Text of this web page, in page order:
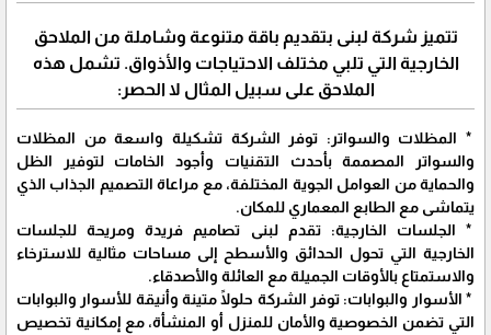
تتميز شركة لبنى بتقديم باقة متنوعة وشاملة من الملاحق
الخارجية التي تلبي مختلف الاحتياجات والأذواق. تشمل هذه
الملاحق على سبيل المثال لا الحصر:
* المظلات والسواتر: توفر الشركة تشكيلة واسعة من المظلات
والسواتر المصممة بأحدث التقنيات وأجود الخامات لتوفير الظل
والحماية من العوامل الجوية المختلفة، مع مراعاة التصميم الجذاب الذي
يتماشى مع الطابع المعماري للمكان.
* الجلسات الخارجية: تقدم لبنى تصاميم فريدة ومريحة للجلسات
الخارجية التي تحول الحدائق والأسطح إلى مساحات مثالية للاسترخاء
والاستمتاع بالأوقات الجميلة مع العائلة والأصدقاء.
* الأسوار والبوابات: توفر الشركة حلولًا متينة وأنيقة للأسوار والبوابات
التي تضمن الخصوصية والأمان للمنزل أو المنشأة، مع إمكانية تخصيص